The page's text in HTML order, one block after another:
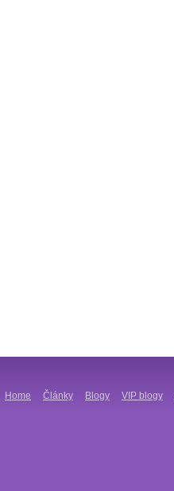
Home Články Blogy VIP blogy